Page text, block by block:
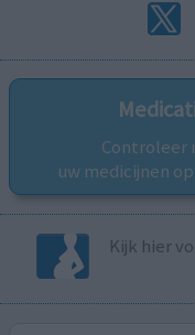
Controleer
uw medicijnen
Kijk hier